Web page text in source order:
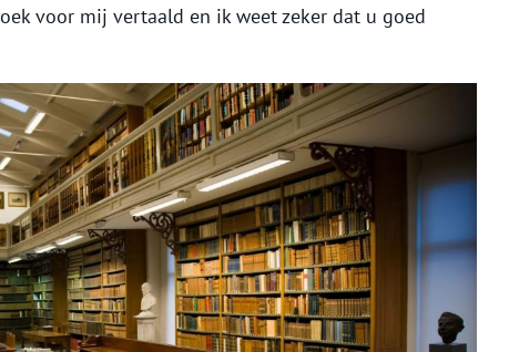
voor mij vertaald en ik weet zeker dat u goed